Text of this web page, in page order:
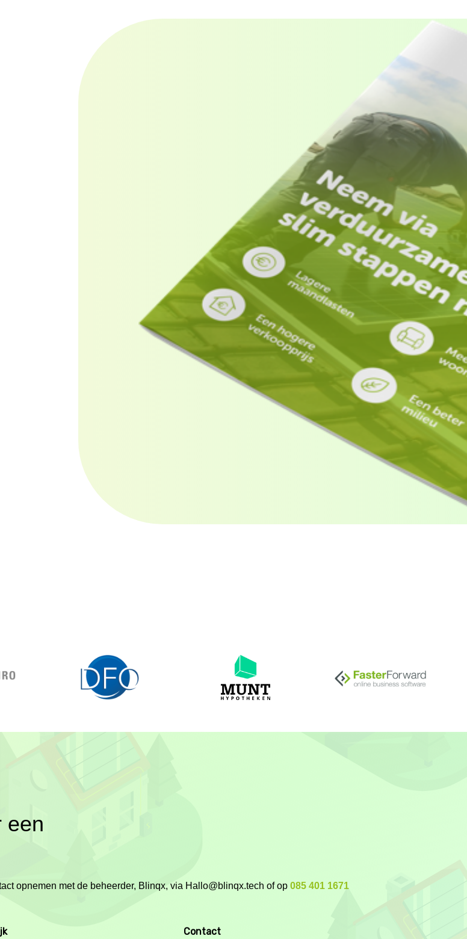
een
opnemen met de beheerder, Blinqx, via Hallo@blinqx.tech of op 085 401 1671
Contact